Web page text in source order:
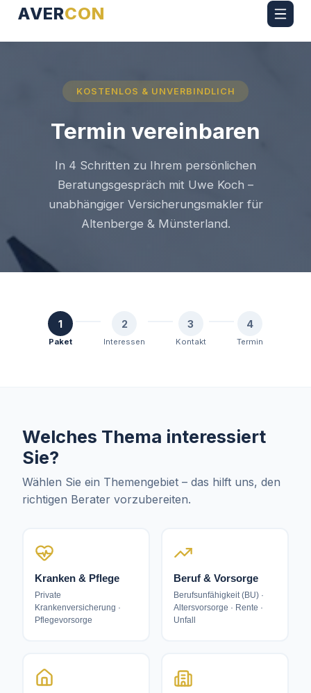
AVERCON
KOSTENLOS & UNVERBINDLICH
Termin vereinbaren
In 4 Schritten zu Ihrem persönlichen
Beratungsgespräch mit Uwe Koch –
unabhängiger Versicherungsmakler für
Altenberge & Münsterland.
1
Paket
2
Interessen
3
Kontakt
4
Termin
Welches Thema interessiert
Sie?
Wählen Sie ein Themengebiet – das hilft uns, den
richtigen Berater vorzubereiten.
Kranken & Pflege
Private
Krankenversicherung ·
Pflegevorsorge
Beruf & Vorsorge
Berufsunfähigkeit (BU) ·
Altersvorsorge · Rente ·
Unfall